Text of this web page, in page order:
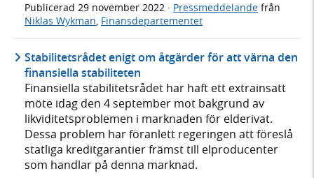
Publicerad 29 november 2022 · Pressmeddelande från
Niklas Wykman, Finansdepartementet
Stabilitetsrådet enigt om åtgärder för att värna den
finansiella stabiliteten
Finansiella stabilitetsrådet har haft ett extrainsatt
möte idag den 4 september mot bakgrund av
likviditetsproblemen i marknaden för elderivat.
Dessa problem har föranlett regeringen att föreslå
statliga kreditgarantier främst till elproducenter
som handlar på denna marknad.